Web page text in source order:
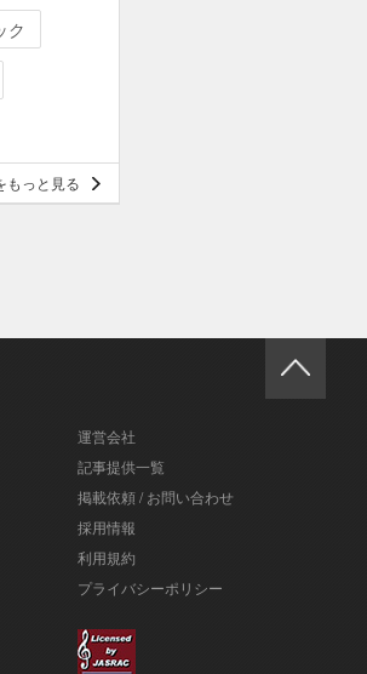
ク
もっと見る
運営会社
記事提供一覧
掲載依頼 / お問い合わせ
採用情報
利用規約
プライバシーポリシー